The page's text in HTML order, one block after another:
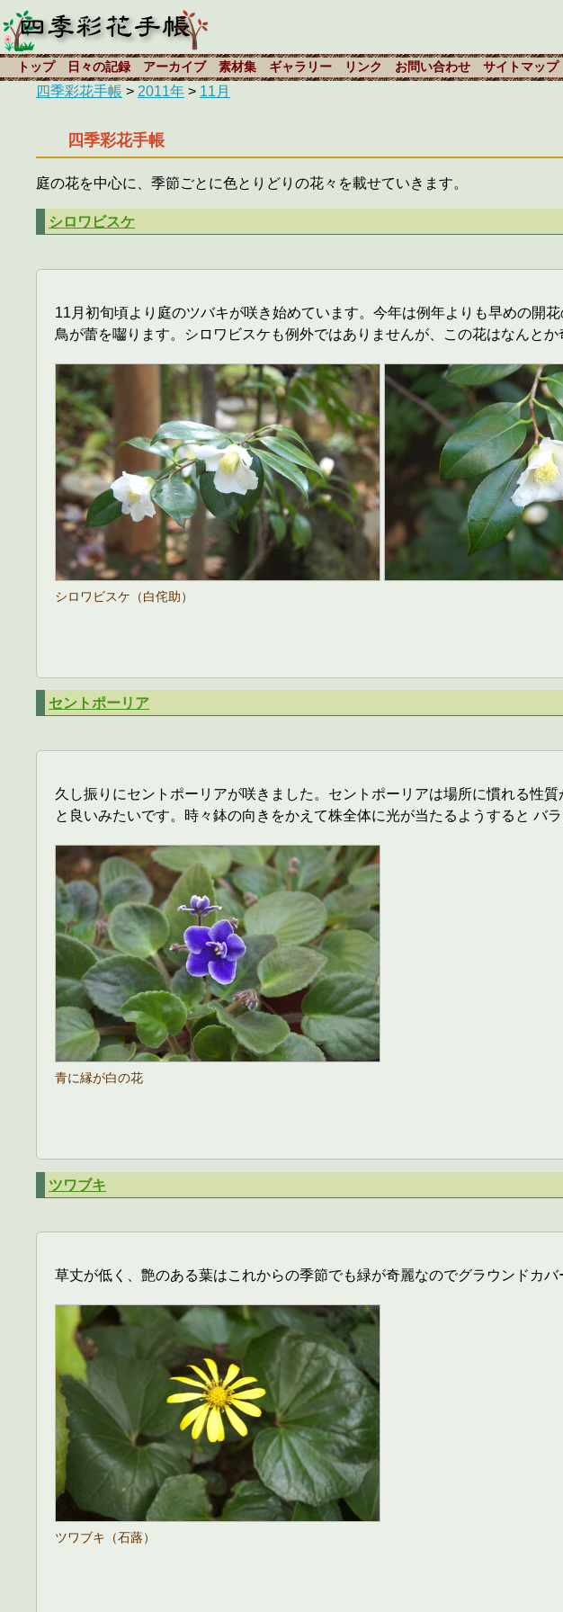
トップ 日々の記録 アーカイブ 素材集 ギャラリー リンク お問い合わせ サイトマップ
四季彩花手帳 > 2011年 > 11月
四季彩花手帳
庭の花を中心に、季節ごとに色とりどりの花々を載せていきます。
シロワビスケ
11月初旬頃より庭のツバキが咲き始めています。今年は例年よりも早めの開
鳥が蕾を囓ります。シロワビスケも例外ではありませんが、この花はなんとか
シロワビスケ（白侘助）
セントポーリア
久し振りにセントポーリアが咲きました。セントポーリアは場所に慣れる性
と良いみたいです。時々鉢の向きをかえて株全体に光が当たるようすると バ
青に縁が白の花
ツワブキ
草丈が低く、艶のある葉はこれからの季節でも緑が奇麗なのでグラウンドカバ
ツワブキ（石蕗）